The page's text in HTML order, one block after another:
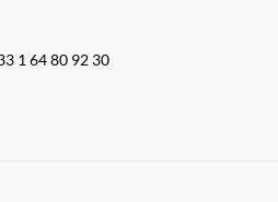
1 64 80 92 30